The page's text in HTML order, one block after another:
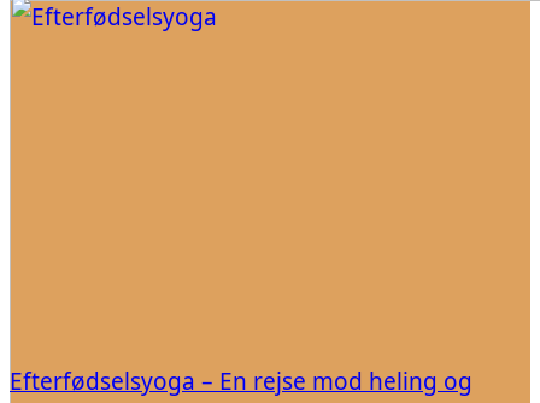
Efterfødselsyoga – En rejse mod heling og